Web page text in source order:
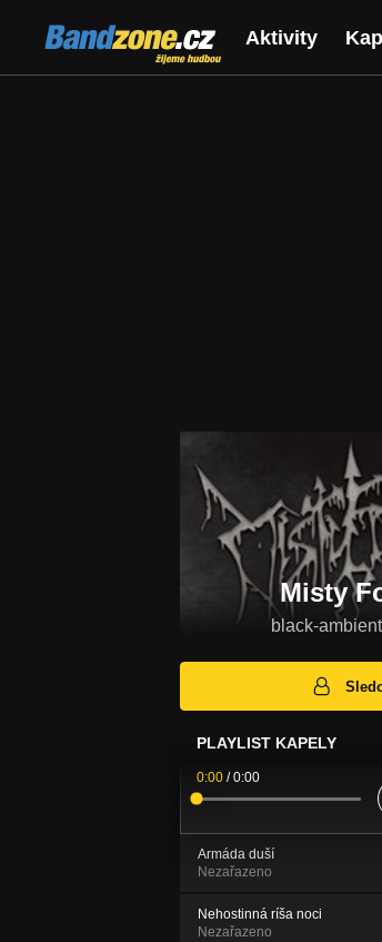
Bandzone.cz
žijeme hudbou
Aktivity
Misty
black-
PLAYLIST KAPELY
0:00 /0:00
Armáda duší
Nezařazeno
Nehostinná ríša noci
Nezařazeno